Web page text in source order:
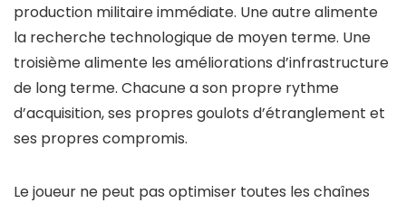
production militaire immédiate. Une autre alimente
la recherche technologique de moyen terme. Une
troisième alimente les améliorations d’infrastructure
de long terme. Chacune a son propre rythme
d’acquisition, ses propres goulots d’étranglement et
ses propres compromis.
Le joueur ne peut pas optimiser toutes les chaînes